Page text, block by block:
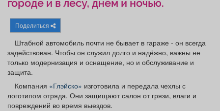
Афиша Обучение Проекты
Товары Поздравления Погода
городе и в лесу, днём и ночью.
Поделиться
Штабной автомобиль почти не бывает в гараже - он всегда
задействован. Чтобы он служил долго и надёжно, важны не
только модернизация и оснащение, но и обслуживание и
защита.
Компания «Глэйско» изготовила и передала чехлы с
логотипом отряда. Они защищают салон от грязи, влаги и
повреждений во время выездов.